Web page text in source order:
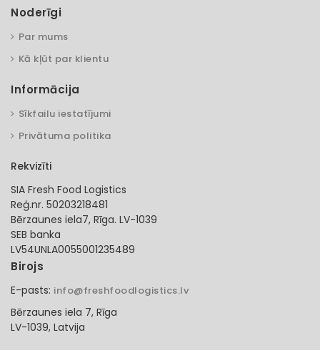
Noderīgi
Par mums
Kā kļūt par klientu
Informācija
Sīkfailu iestatījumi
Privātuma politika
Rekvizīti
SIA Fresh Food Logistics
Reģ.nr. 50203218481
Bērzaunes iela7, Rīga. LV-1039
SEB banka
LV54UNLA0055001235489
Birojs
E-pasts: info@freshfoodlogistics.lv
Bērzaunes iela 7, Rīga
LV-1039, Latvija